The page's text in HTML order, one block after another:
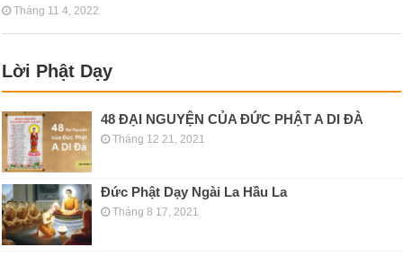
Tháng 11 4, 2022
Lời Phật Dạy
48 ĐẠI NGUYỆN CỦA ĐỨC PHẬT A DI ĐÀ
Tháng 12 21, 2021
Đức Phật Dạy Ngài La Hầu La
Tháng 8 17, 2021